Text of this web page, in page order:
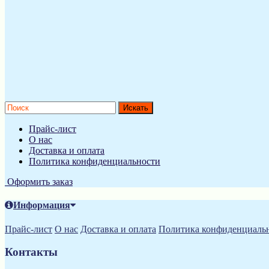
Прайс-лист
О нас
Доставка и оплата
Политика конфиденциальности
Оформить заказ
Информация
Прайс-лист О нас Доставка и оплата Политика
Контакты